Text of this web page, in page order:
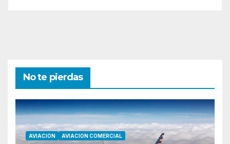
No te pierdas
AVIACION AVIACION COMERCIAL